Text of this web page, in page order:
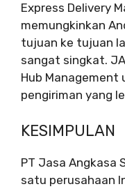
Express Delivery
memungkinkan
tujuan ke tujuan
sangat singkat.
Hub Management
pengiriman yang
KESIMPULAN
PT Jasa Angkasa
satu perusahaan